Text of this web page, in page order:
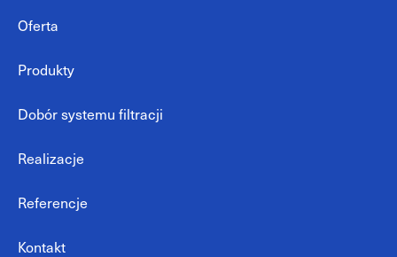
Oferta
Produkty
Dobór systemu filtracji
Realizacje
Referencje
Kontakt